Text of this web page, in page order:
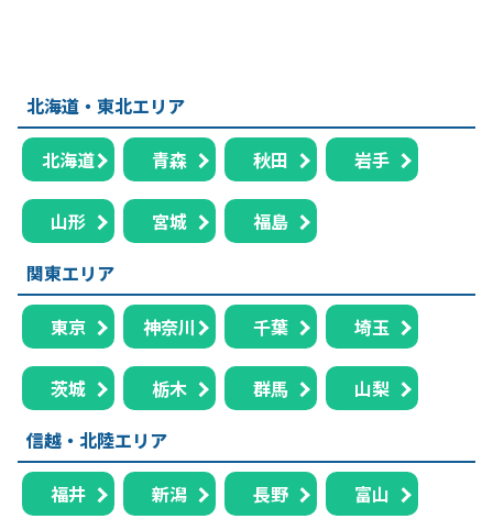
北海道・東北エリア
北海道 青森 秋田 岩手
山形 宮城
福島
関東エリア
東京 神奈川 千葉 埼玉
茨城 栃木 群馬
山梨
信越・北陸エリア
福井 新潟 長野 富山